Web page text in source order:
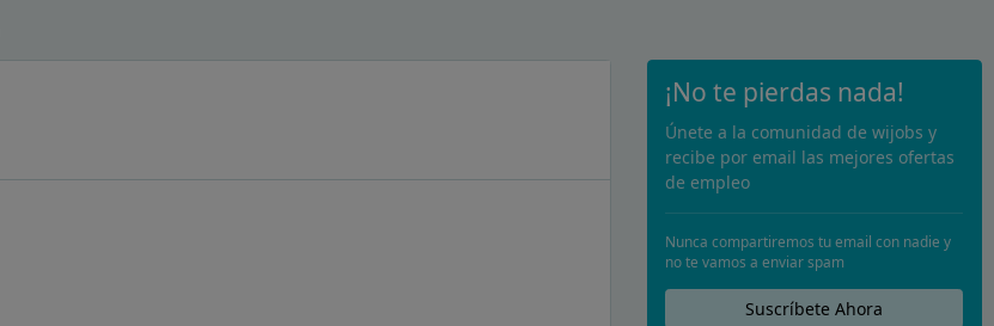
¡No te pierdas nada!
Únete a la comunidad de wijobs y
recibe por email las mejores ofertas
de empleo
Nunca compartiremos tu email con nadie y
no te vamos a enviar spam
Suscríbete Ahora